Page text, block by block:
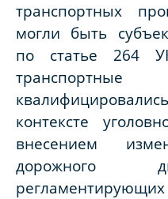
транспортных
могли быть
по статье 264
контексте
внесением
дорожного